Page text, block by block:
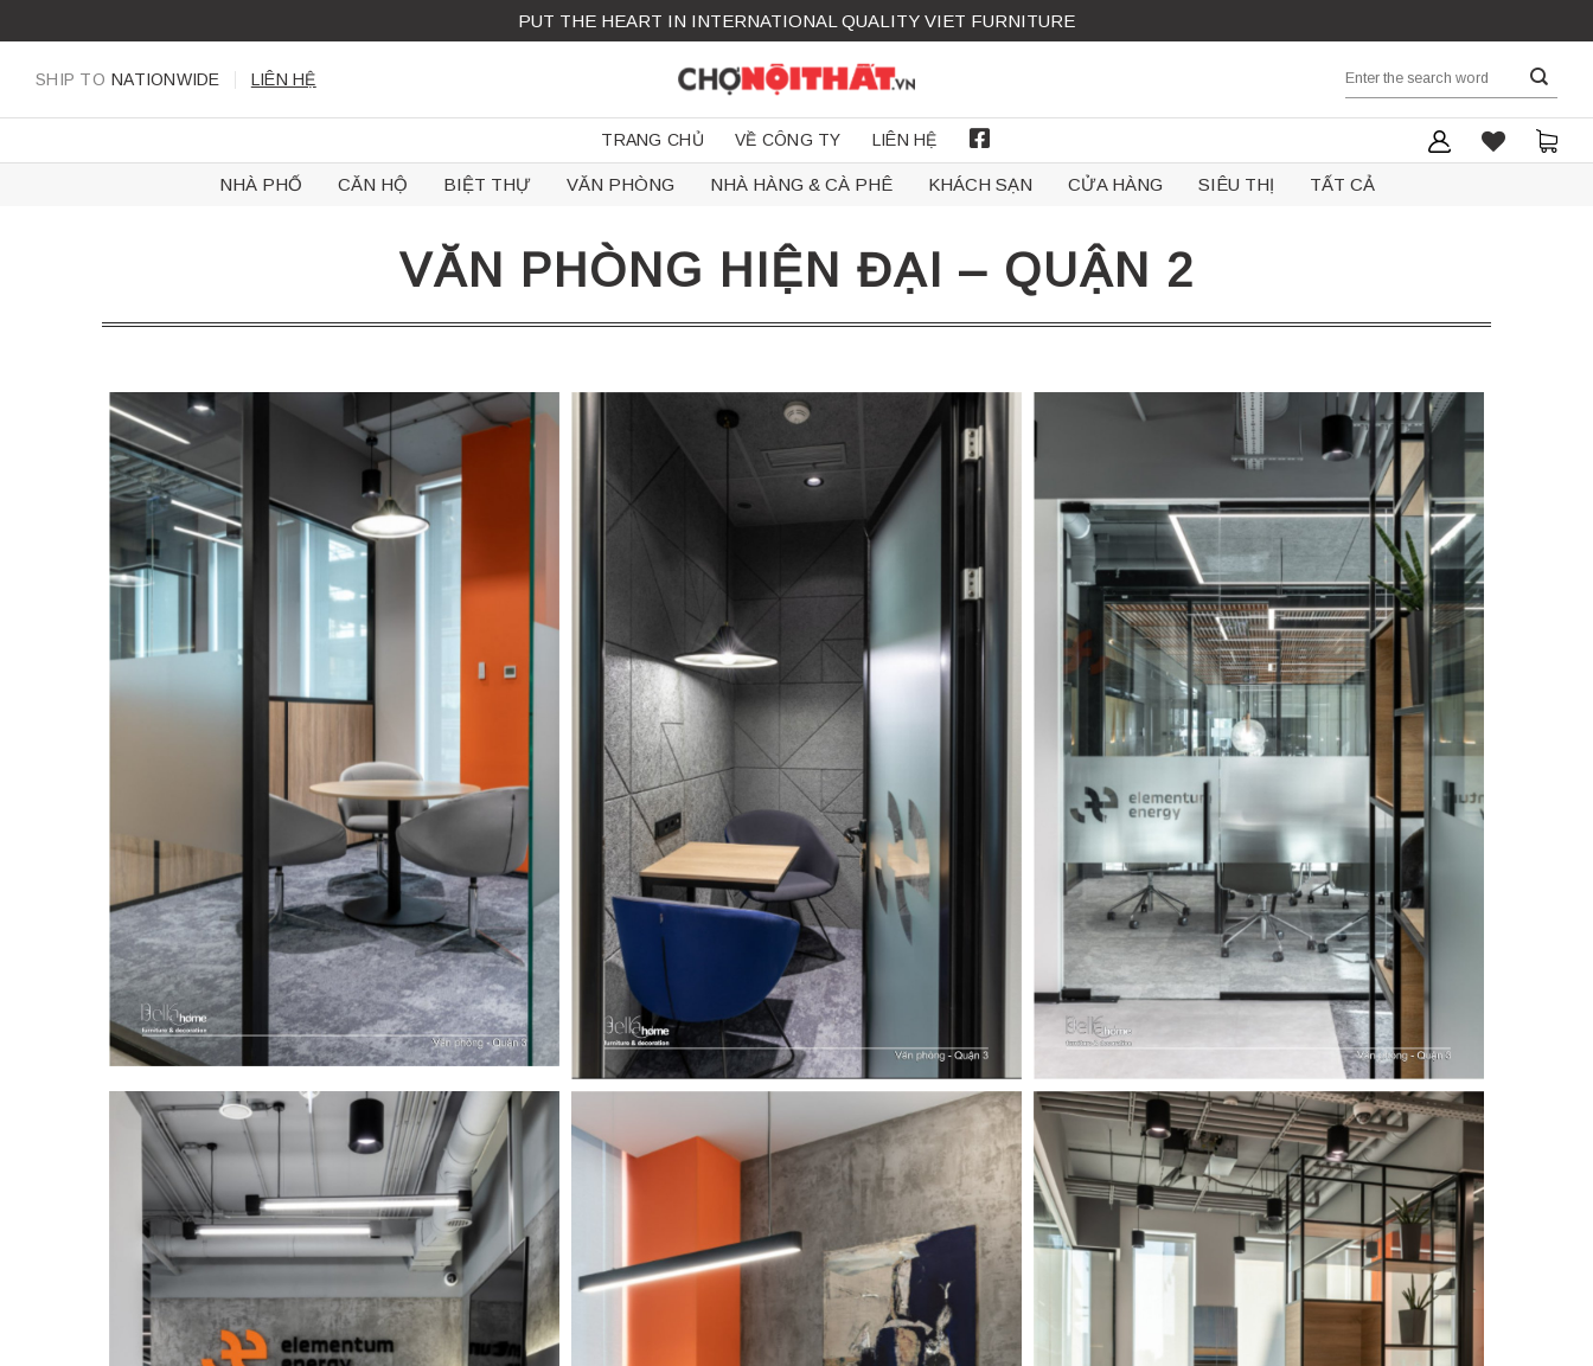
to
content
PUT THE HEART IN INTERNATIONAL QUALITY VIET FURNITURE
SHIP TO NATIONWIDE LIÊN HỆ
Search
TRANG CHỦ VỀ CÔNG TY
LIÊN HỆ
FACEBOOK
NHÀ PHỐ CĂN HỘ BIỆT THỰ VĂN PHÒNG NHÀ HÀNG & CÀ PHÊ KHÁCH SẠN CỬA HÀNG SIÊU THỊ TẤT CẢ
VĂN PHÒNG HIỆN ĐẠI – QUẬN 2